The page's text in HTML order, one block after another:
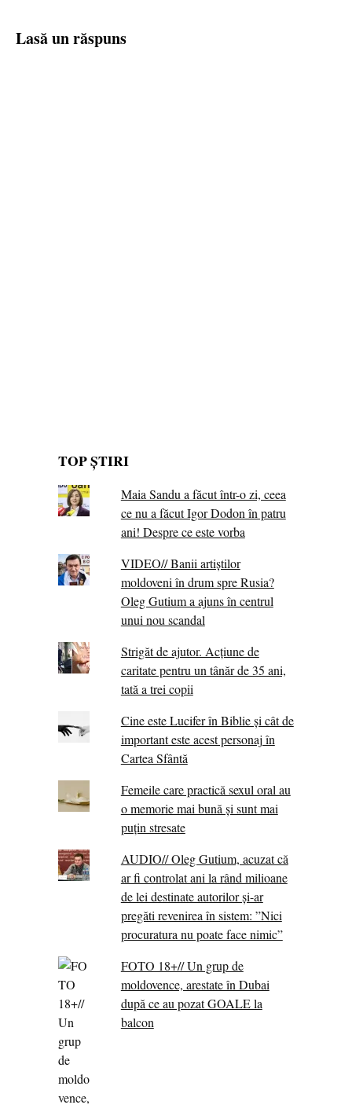
Lasă un răspuns
TOP ȘTIRI
Maia Sandu a făcut într-o zi, ceea
ce nu a făcut Igor Dodon în patru
ani! Despre ce este vorba
VIDEO// Banii artiștilor
moldoveni în drum spre Rusia?
Oleg Gutium a ajuns în centrul
unui nou scandal
Strigăt de ajutor. Acțiune de
caritate pentru un tânăr de 35 ani,
tată a trei copii
Cine este Lucifer în Biblie și cât de
important este acest personaj în
Cartea Sfântă
Femeile care practică sexul oral au
o memorie mai bună și sunt mai
puțin stresate
AUDIO// Oleg Gutium, acuzat că
ar fi controlat ani la rând milioane
de lei destinate autorilor și-ar
pregăti revenirea în sistem: ”Nici
procuratura nu poate face nimic”
FOTO 18+// Un grup de
moldovence, arestate în Dubai
după ce au pozat GOALE la
balcon